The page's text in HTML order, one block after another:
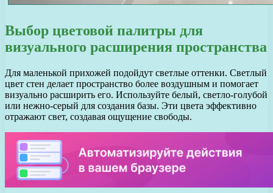
Выбор цветовой палитры для
визуального расширения пространства
Для маленькой прихожей подойдут светлые оттенки. Светлый
цвет стен делает пространство более воздушным и помогает
визуально расширить его. Используйте белый, светло-голубой
или нежно-серый для создания базы. Эти цвета эффективно
отражают свет, создавая ощущение свободы.